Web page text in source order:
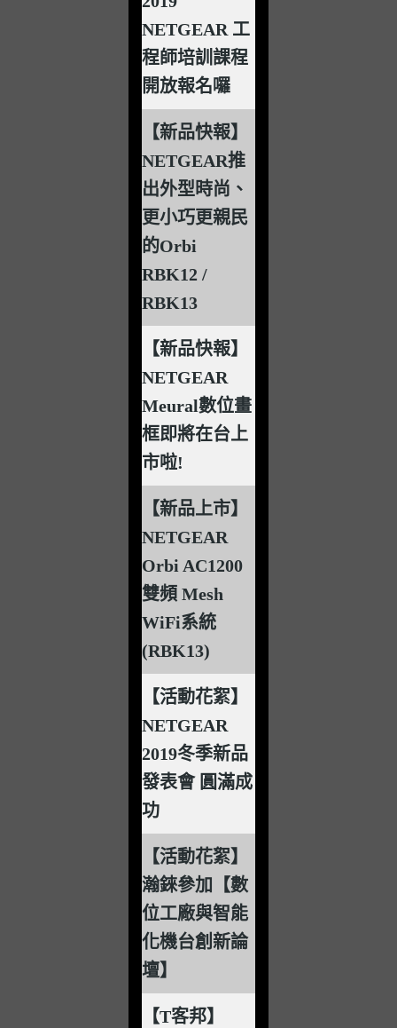
NETGEAR 工
程師培訓課程
開放報名囉
【新品快報】
NETGEAR推
出外型時尚、
更小巧更親民
的Orbi
RBK12 /
RBK13
【新品快報】
NETGEAR
Meural數位畫
框即將在台上
市啦!
【新品上市】
NETGEAR
Orbi AC1200
雙頻 Mesh
WiFi系統
(RBK13)
【活動花絮】
NETGEAR
2019冬季新品
發表會 圓滿成
功
【活動花絮】
瀚錸參加【數
位工廠與智能
化機台創新論
壇】
【T客邦】